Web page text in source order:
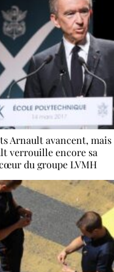
Arnault avancent, mais
verrouille encore sa
du groupe LVMH